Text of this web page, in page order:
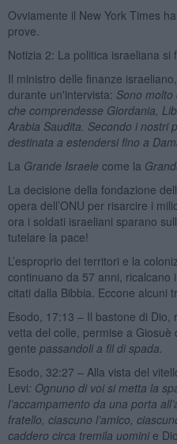
Ovviamente il New York Times
prove.
Notizia 2: La politica israeliana si
Il ministro delle finanze
durante un'intervista: Sono
che comprendesse Giordania,
Arabia Saudita. Secondo i nostri
destinata a estendersi fino a
La Grande Israele come la
La decisione della fondazione
opera dell’ONU per risarcire i
ora i soldati israeliani sparano
tutelare la pace!
L’esproprio dei territori e la
continuano da 57 anni, ricalcano
citati dalla Bibbia. Eccone alcuni
Esodo, 17:13 – Il bastone di Dio,
vetta del colle, permise a
gente passandoli a fil di spada.
Esodo, 32:27 – Alla vista del
Levi: Ognuno di voi si metta la
l’accampamento da una porta
fratello, ciascuno l’amico,
caddero circa tremila uomini e